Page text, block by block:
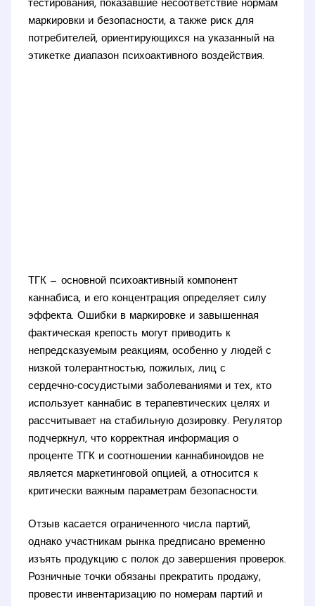
тестирования, показавшие несоответствие нормам
маркировки и безопасности, а также риск для
потребителей, ориентирующихся на указанный на
этикетке диапазон психоактивного воздействия.
ТГК — основной психоактивный компонент
каннабиса, и его концентрация определяет силу
эффекта. Ошибки в маркировке и завышенная
фактическая крепость могут приводить к
непредсказуемым реакциям, особенно у людей с
низкой толерантностью, пожилых, лиц с
сердечно‑сосудистыми заболеваниями и тех, кто
использует каннабис в терапевтических целях и
рассчитывает на стабильную дозировку. Регулятор
подчеркнул, что корректная информация о
проценте ТГК и соотношении каннабиноидов не
является маркетинговой опцией, а относится к
критически важным параметрам безопасности.
Отзыв касается ограниченного числа партий,
однако участникам рынка предписано временно
изъять продукцию с полок до завершения проверок.
Розничные точки обязаны прекратить продажу,
провести инвентаризацию по номерам партий и